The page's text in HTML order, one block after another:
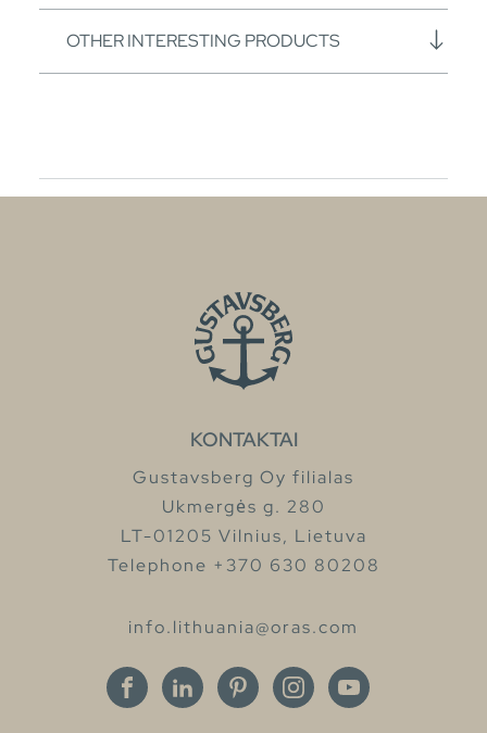
OTHER INTERESTING PRODUCTS
KONTAKTAI
Gustavsberg Oy filialas
Ukmergės g. 280
LT-01205 Vilnius, Lietuva
Telephone +370 630 80208
info.lithuania@oras.com